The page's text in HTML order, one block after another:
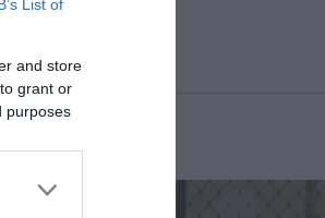
List of
and store
grant or
purposes